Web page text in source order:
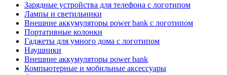
Зарядные устройства для телефона с логотипом
Лампы и светильники
Внешние аккумуляторы power bank с логотипом
Портативные колонки
Гаджеты для умного дома с логотипом
Наушники
Внешние аккумуляторы power bank
Компьютерные и мобильные аксессуары